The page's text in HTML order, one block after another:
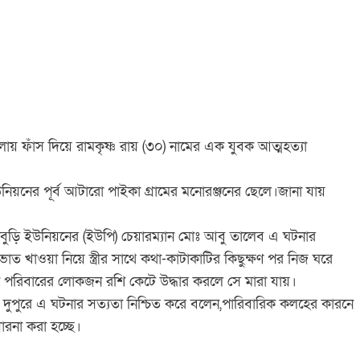
ফাঁস দিয়ে রামকৃষ্ণ রায় (৩০) নামের এক যুবক আত্মহত্যা
পূর্ব আটারো পাইকা গ্রামের মনোরঞ্জনের ছেলে।জানা যায়
ইউনিয়নের (ইউপি) চেয়ারম্যান মোঃ আবু তালেব এ ঘটনার
খাওয়া নিয়ে স্ত্রীর সাথে কথা-কাটাকাটির কিছুক্ষণ পর নিজ ঘরে
লোকজন রশি কেটে উদ্ধার করলে সে মারা যায়।
দুপুরে এ ঘটনার সত্যতা নিশ্চিত করে বলেন,পারিবারিক কলহের কারনে
করা হচ্ছে।